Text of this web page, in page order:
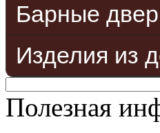
Барные
Изделия из
Полезная